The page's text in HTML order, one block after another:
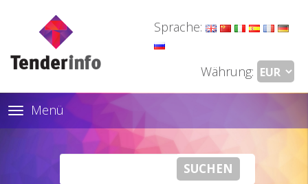
Sprache:
Währung:
Toggle
navigation
Menü